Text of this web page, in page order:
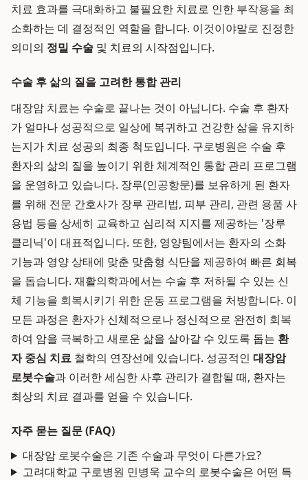
치료 효과를 극대화하고 불필요한 치료로 인한 부작용을 최
소화하는 데 결정적인 역할을 합니다. 이것이야말로 진정한
의미의 정밀 수술 및 치료의 시작점입니다.
수술 후 삶의 질을 고려한 통합 관리
대장암 치료는 수술로 끝나는 것이 아닙니다. 수술 후 환자
가 얼마나 성공적으로 일상에 복귀하고 건강한 삶을 유지하
는지가 치료 성공의 최종 척도입니다. 구로병원은 수술 후
환자의 삶의 질을 높이기 위한 체계적인 통합 관리 프로그램
을 운영하고 있습니다. 장루(인공항문)를 보유하게 된 환자
를 위해 전문 간호사가 장루 관리법, 피부 관리, 관련 용품 사
용법 등을 상세히 교육하고 심리적 지지를 제공하는 '장루
클리닉'이 대표적입니다. 또한, 영양팀에서는 환자의 소화
기능과 영양 상태에 맞춘 맞춤형 식단을 제공하여 빠른 회복
을 돕습니다. 재활의학과에서는 수술 후 저하될 수 있는 신
체 기능을 회복시키기 위한 운동 프로그램을 처방합니다. 이
모든 과정은 환자가 신체적으로나 정신적으로 완전히 회복
하여 암을 극복하고 새로운 삶을 살아갈 수 있도록 돕는 환
자 중심 치료 철학의 연장선에 있습니다. 성공적인 대장암
로봇수술과 이러한 세심한 사후 관리가 결합될 때, 환자는
최상의 치료 결과를 얻을 수 있습니다.
자주 묻는 질문 (FAQ)
대장암 로봇수술은 기존 수술과 무엇이 다른가요?
고려대학교 구로병원 민병욱 교수의 로봇수술은 어떤 특